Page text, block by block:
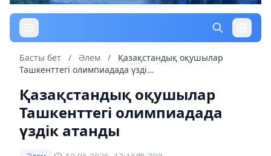
Басты бет / Әлем /
Қазақстандық оқушылар
Ташкенттегі олимпиадада үзді...
Қазақстандық оқушылар
Ташкенттегі олимпиадада
үздік атанды